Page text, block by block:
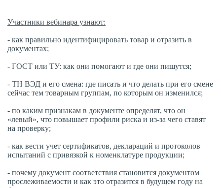
Участники вебинара узнают:
- как правильно идентифицировать товар и отразить в
документах;
- ГОСТ или ТУ: как они помогают и где они пишутся;
- ТН ВЭД и его смена: где писать и что делать при его смене
сейчас тем товарным группам, по которым он изменился;
- по каким признакам в документе определят, что он
«левый», что повышает профили риска и из-за чего ставят
на проверку;
- как вести учет сертификатов, деклараций и протоколов
испытаний с привязкой к номенклатуре продукции;
- почему документ соответствия становится документом
прослеживаемости и как это отразится в будущем году на